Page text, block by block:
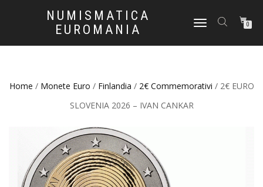
NUMISMATICA
EUROMANIA
NAVIGAZIONE
0
Home / Monete Euro / Finlandia / 2€ Commemorativi / 2€ EURO
SLOVENIA 2026 – IVAN CANKAR